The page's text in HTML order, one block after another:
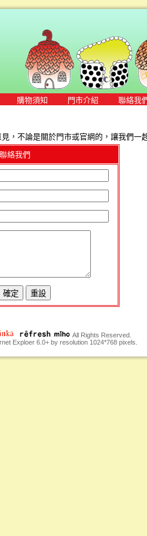
購物須知 門市介紹 聯絡我
，不論是關於門市或官網的，讓我們一
聯絡我們
All Rights Reserved.
Exploer 6.0+ by resolution 1024*768 pixels.